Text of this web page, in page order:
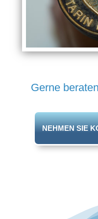
Gerne
NEHMEN SIE